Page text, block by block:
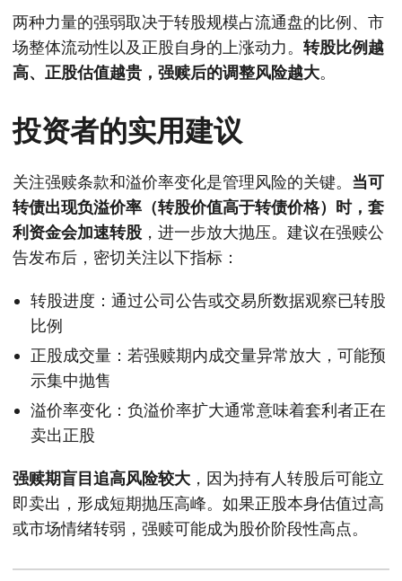
两种力量的强弱取决于转股规模占流通盘的比例、市
场整体流动性以及正股自身的上涨动力。 转股比例越
高、正股估值越贵，强赎后的调整风险越大。
投资者的实用建议
关注强赎条款和溢价率变化是管理风险的关键。 当可
转债出现负溢价率（转股价值高于转债价格）时，套
利资金会加速转股 ，进一步放大抛压。建议在强赎公
告发布后，密切关注以下指标：
转股进度：通过公司公告或交易所数据观察已转股
比例
正股成交量：若强赎期内成交量异常放大，可能预
示集中抛售
溢价率变化：负溢价率扩大通常意味着套利者正在
卖出正股
强赎期盲目追高风险较大 ，因为持有人转股后可能立
即卖出，形成短期抛压高峰。如果正股本身估值过高
或市场情绪转弱，强赎可能成为股价阶段性高点。